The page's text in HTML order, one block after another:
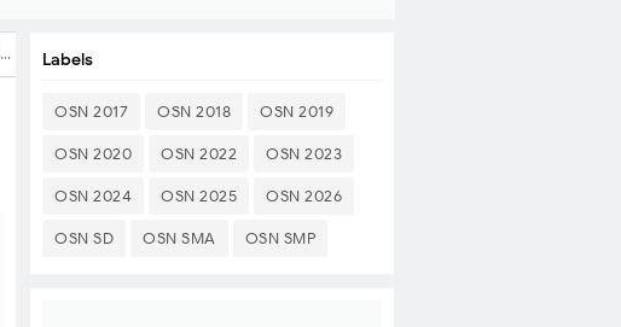
Labels
OSN 2017 OSN 2018 OSN 2019
OSN 2020 OSN 2022 OSN 2023
OSN 2024 OSN 2025 OSN 2026
OSN SD OSN SMA OSN SMP